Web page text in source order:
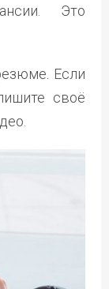
Это
Если
своё